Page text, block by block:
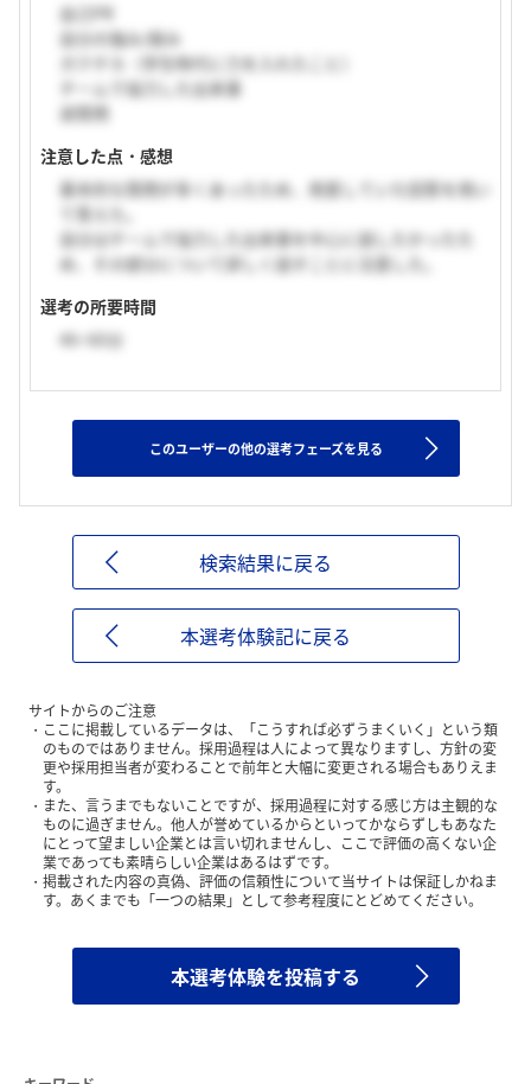
自己PR
自分の強み/弱み
ガクチカ（学生時代に力を入れたこと）
チームで協力した出来事
逆質問
注意した点・感想
基本的な質問が多くあったため、用意していた回答を用い
て答えた。
自分はチームで協力した出来事を中心に話したかったた
め、その部分について詳しく話すことに注意した。
選考の所要時間
46~60分
このユーザーの他の選考フェーズを見る
検索結果に戻る
本選考体験記に戻る
サイトからのご注意
ここに掲載しているデータは、「こうすれば必ずうまくいく」という類
のものではありません。採用過程は人によって異なりますし、方針の変
更や採用担当者が変わることで前年と大幅に変更される場合もありえま
す。
また、言うまでもないことですが、採用過程に対する感じ方は主観的な
ものに過ぎません。他人が誉めているからといってかならずしもあなた
にとって望ましい企業とは言い切れませんし、ここで評価の高くない企
業であっても素晴らしい企業はあるはずです。
掲載された内容の真偽、評価の信頼性について当サイトは保証しかねま
す。あくまでも「一つの結果」として参考程度にとどめてください。
本選考体験を投稿する